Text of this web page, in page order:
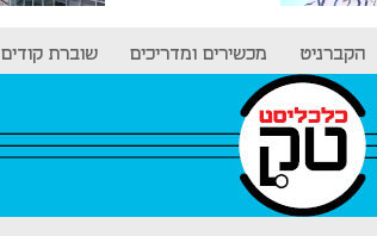
הקברניט מכשירים ומדריכים שוברת קודים